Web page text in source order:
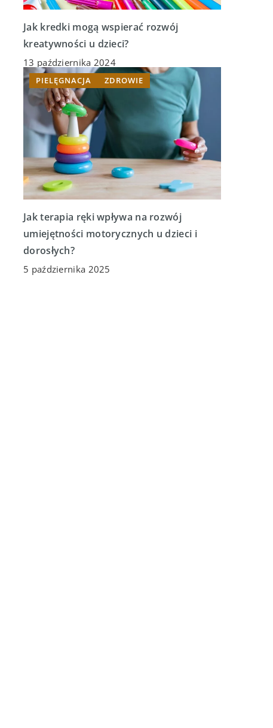
Jak kredki mogą wspierać rozwój
kreatywności u dzieci?
13 października 2024
PIELĘGNACJA ZDROWIE
Jak terapia ręki wpływa na rozwój
umiejętności motorycznych u dzieci i
dorosłych?
5 października 2025